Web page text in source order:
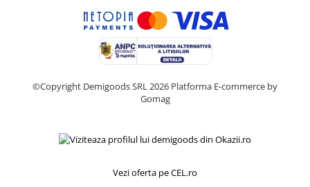
Sporturi de interior
Audio HI-FI & Profesionale
©Copyright Demigoods SRL 2026 Platforma E-commerce by
Gomag
Vezi oferta pe CEL.ro